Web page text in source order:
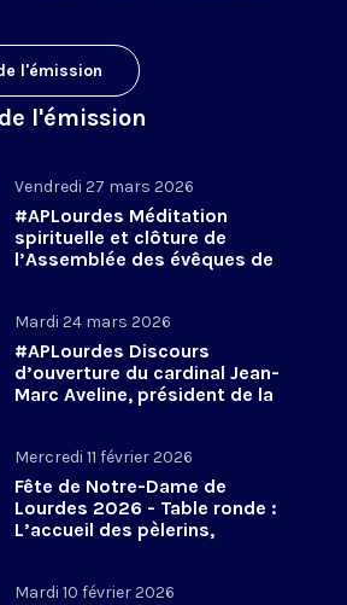
l'émission
l'émission
Vendredi 27 mars 2026
#APLourdes Méditation
spirituelle et clôture de
l’Assemblée des évêques de
Mardi 24 mars 2026
#APLourdes Discours
d’ouverture du cardinal Jean-
Marc Aveline, président de la
Mercredi 11 février 2026
Fête de Notre-Dame de
Lourdes 2026 - Table ronde :
L’accueil des pèlerins,
Mardi 10 février 2026